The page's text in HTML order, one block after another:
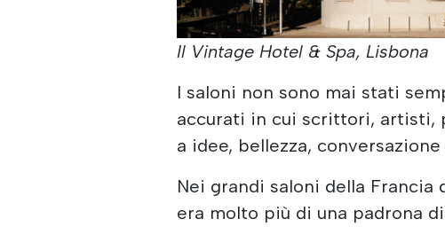
Il Vintage Hotel & Spa, Lisbona
I saloni non sono mai stati
accurati in cui scrittori, artisti,
a idee, bellezza,
Nei grandi saloni della Francia
era molto più di una padrona